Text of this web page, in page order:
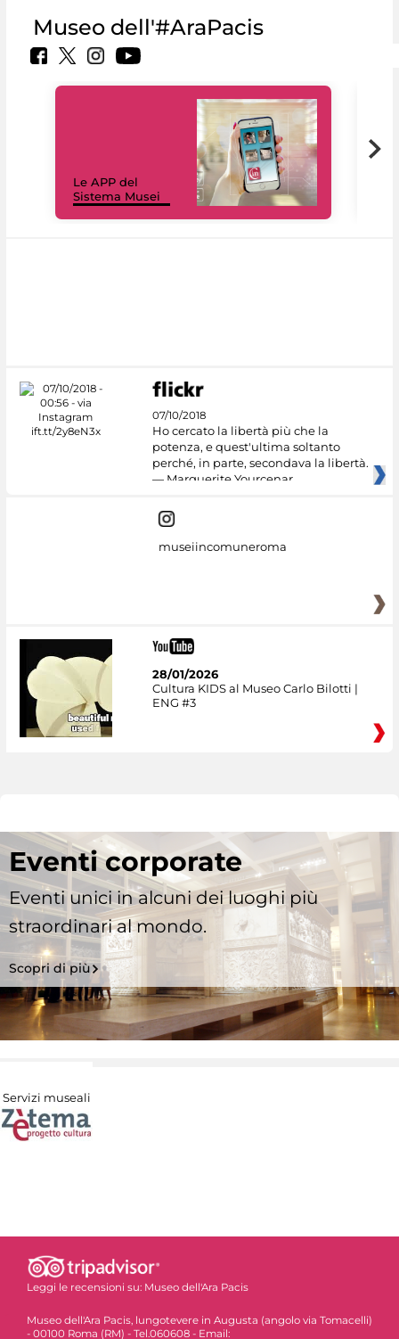
Museo dell'#AraPacis
Le APP del
Sistema Musei
07/10/2018
Ho cercato la libertà più che la
potenza, e quest'ultima soltanto
perché, in parte, secondava la libertà.
— Marguerite Yourcenar
museiincomuneroma
28/01/2026
Cultura KIDS al Museo Carlo Bilotti |
ENG #3
Eventi corporate
Eventi unici in alcuni dei luoghi più
straordinari al mondo.
Scopri di più
Servizi museali
Leggi le recensioni su: Museo dell'Ara Pacis
Museo dell'Ara Pacis, lungotevere in Augusta (angolo via Tomacelli)
- 00100 Roma (RM) - Tel.060608 - Email: